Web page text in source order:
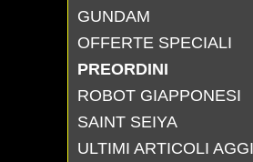
GUNDAM
OFFERTE SPECIALI
PREORDINI
ROBOT GIAPPONESI
SAINT SEIYA
ULTIMI ARTICOLI